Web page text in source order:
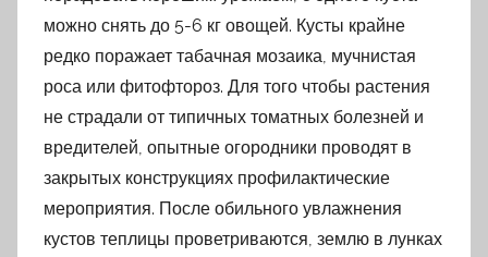
можно снять до 5-6 кг овощей. Кусты крайне
редко поражает табачная мозаика, мучнистая
роса или фитофтороз. Для того чтобы растения
не страдали от типичных томатных болезней и
вредителей, опытные огородники проводят в
закрытых конструкциях профилактические
мероприятия. После обильного увлажнения
кустов теплицы проветриваются, землю в лунках